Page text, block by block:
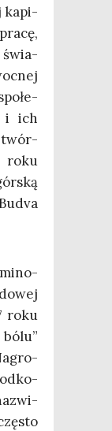
kapi­
świa­
i ich
twór­
roku
roku